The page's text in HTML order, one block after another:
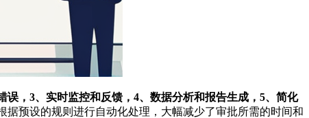
误，3、实时监控和反馈，4、数据分析和报告生成，5、简化
预设的规则进行自动化处理，大幅减少了审批所需的时间和